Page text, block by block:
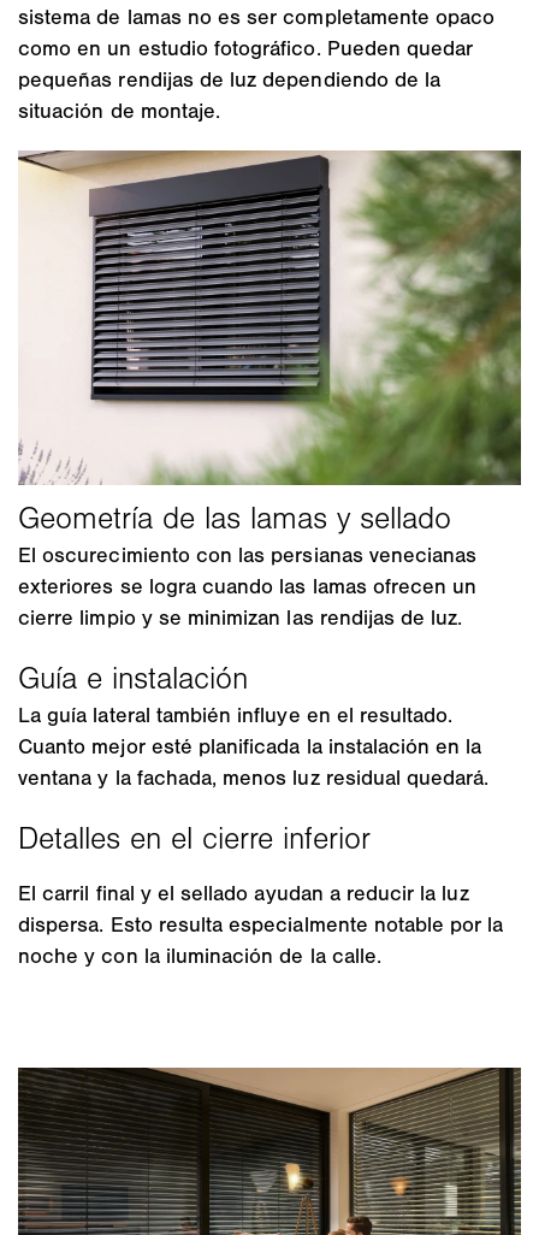
sistema de lamas no es ser completamente opaco
como en un estudio fotográfico. Pueden quedar
pequeñas rendijas de luz dependiendo de la
situación de montaje.
El oscurecimiento con las persianas venecianas
exteriores se logra cuando las lamas ofrecen un
cierre limpio y se minimizan las rendijas de luz.
La guía lateral también influye en el resultado.
Cuanto mejor esté planificada la instalación en la
ventana y la fachada, menos luz residual quedará.
El carril final y el sellado ayudan a reducir la luz
dispersa. Esto resulta especialmente notable por la
noche y con la iluminación de la calle.